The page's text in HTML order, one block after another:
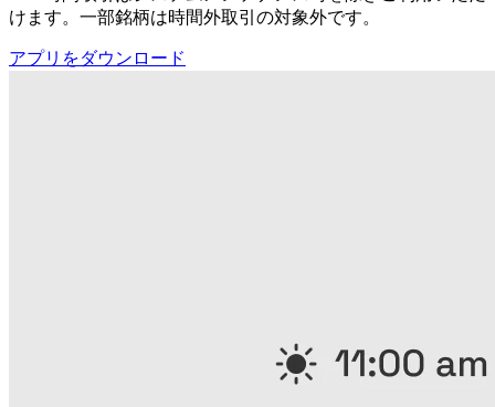
けます。一部銘柄は時間外取引の対象外です。
アプリをダウンロード